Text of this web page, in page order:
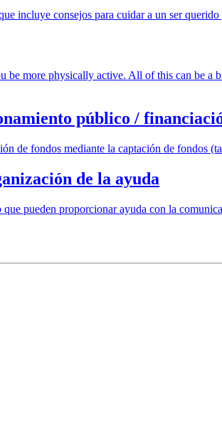
incluye consejos para cuidar a un ser
be more physically active. All of this can be
público /
de fondos mediante la captación de fondos
de la ayuda
pueden proporcionar ayuda con la